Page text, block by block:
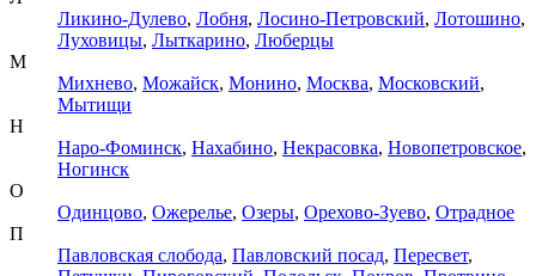
Ликино-Дулево, Лобня, Лосино-Петровский, Лотошино,
Луховицы, Лыткарино, Люберцы
М
Михнево, Можайск, Монино, Москва, Московский,
Мытищи
Н
Наро-Фоминск, Нахабино, Некрасовка, Новопетровское,
Ногинск
О
Одинцово, Ожерелье, Озеры, Орехово-Зуево, Отрадное
П
Павловская слобода, Павловский посад, Пересвет,